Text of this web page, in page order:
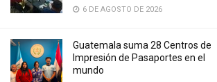
6 DE AGOSTO DE 2026
Guatemala suma 28 Centros de
Impresión de Pasaportes en el
mundo